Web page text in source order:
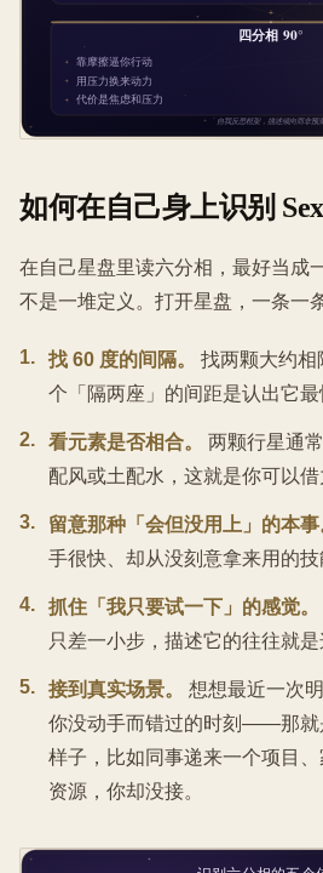
如何在自己身上识别
在自己星盘里读六分相，最好当成
不是一堆定义。打开星盘，一条一
1. 找 60 度的间隔。
找两颗大约相
个「隔两座」的间距是认出它最
2. 看元素是否相合。
两颗行星通
配风或土配水，这就是你可以借
3. 留意那种「会但没用上」的本事
手很快、却从没刻意拿来用的技
4. 抓住「我只要试一下」的感觉。
只差一小步，描述它的往往就是
5. 接到真实场景。
想想最近一次
你没动手而错过的时刻——那就
样子，比如同事递来一个项目
资源，你却没接。